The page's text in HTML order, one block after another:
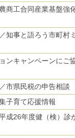
商工合同産業基盤強
知事と語ろう市町村
ンキャンペーンにご
市県民税の申告相談
子育て応援情報
成26年度健（検）診